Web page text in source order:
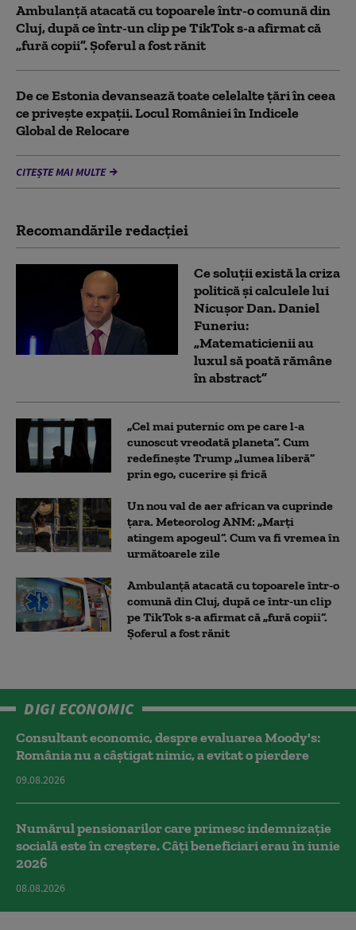
Ambulanţă atacată cu topoarele într-o comună din
Cluj, după ce într-un clip pe TikTok s-a afirmat că
„fură copii”. Șoferul a fost rănit
De ce Estonia devansează toate celelalte țări în ceea
ce privește expații. Locul României în Indicele
Global de Relocare
CITEȘTE MAI MULTE
Recomandările redacţiei
Ce soluții există la criza
politică și calculele lui
Nicușor Dan. Daniel
Funeriu:
„Matematicienii au
luxul să poată rămâne
în abstract”
„Cel mai puternic om pe care l-a
cunoscut vreodată planeta”. Cum
redefinește Trump „lumea liberă”
prin ego, cucerire și frică
Un nou val de aer african va cuprinde
țara. Meteorolog ANM: „Marți
atingem apogeul”. Cum va fi vremea în
următoarele zile
Ambulanţă atacată cu topoarele într-o
comună din Cluj, după ce într-un clip
pe TikTok s-a afirmat că „fură copii”.
Șoferul a fost rănit
DIGI ECONOMIC
Consultant economic, despre evaluarea Moody's:
România nu a câştigat nimic, a evitat o pierdere
09.08.2026
Numărul pensionarilor care primesc indemnizaţie
socială este în creștere. Câți beneficiari erau în iunie
2026
08.08.2026